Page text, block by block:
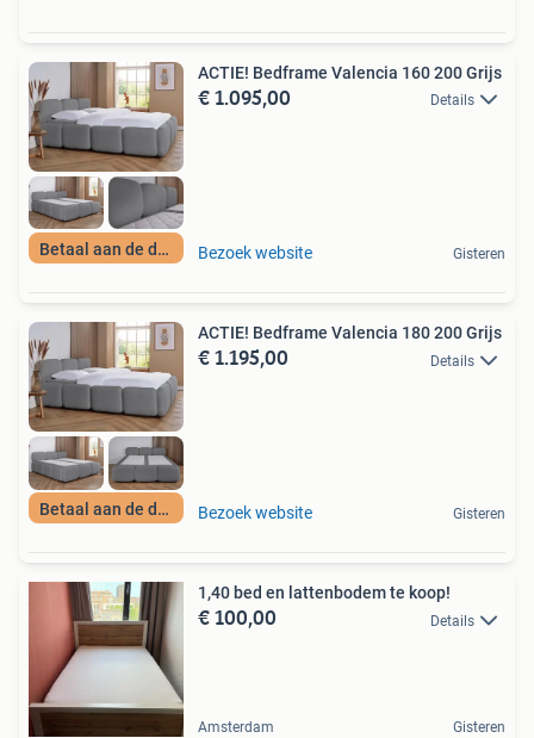
Betaal aan de deur
ACTIE! Bedframe Valencia 160 200 Grijs
€ 1.095,00 Details
Bezoek website Gisteren
Betaal aan de deur
ACTIE! Bedframe Valencia 180 200 Grijs
€ 1.195,00 Details
Bezoek website Gisteren
1,40 bed en lattenbodem te koop!
€ 100,00 Details
Amsterdam Gisteren